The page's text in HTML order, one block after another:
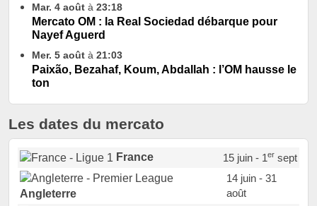
Mar. 4 août à 23:18
Mercato OM : la Real Sociedad débarque pour
Nayef Aguerd
Mer. 5 août à 21:03
Paixão, Bezahaf, Koum, Abdallah : l’OM hausse le
ton
Les dates du mercato
France 15 juin - 1ersept
Angleterre
14 juin - 31
août